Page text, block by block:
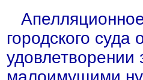
городского
удовлетворении